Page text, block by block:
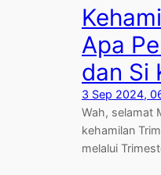
Apa
dan Si
3 Sep 2024,
Wah, selamat
kehamilan
melalui